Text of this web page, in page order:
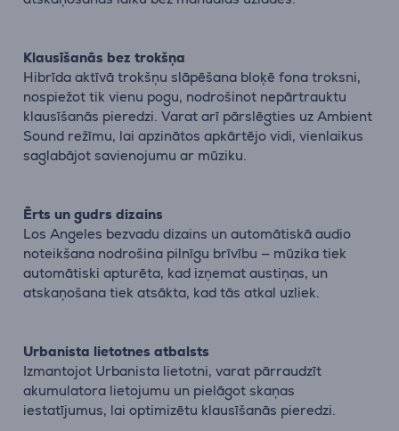
Klausīšanās bez trokšņa
Hibrīda aktīvā trokšņu slāpēšana bloķē fona troksni,
nospiežot tik vienu pogu, nodrošinot nepārtrauktu
klausīšanās pieredzi. Varat arī pārslēgties uz Ambient
Sound režīmu, lai apzinātos apkārtējo vidi, vienlaikus
saglabājot savienojumu ar mūziku.
Ērts un gudrs dizains
Los Angeles bezvadu dizains un automātiskā audio
noteikšana nodrošina pilnīgu brīvību — mūzika tiek
automātiski apturēta, kad izņemat austiņas, un
atskaņošana tiek atsākta, kad tās atkal uzliek.
Urbanista lietotnes atbalsts
Izmantojot Urbanista lietotni, varat pārraudzīt
akumulatora lietojumu un pielāgot skaņas
iestatījumus, lai optimizētu klausīšanās pieredzi.